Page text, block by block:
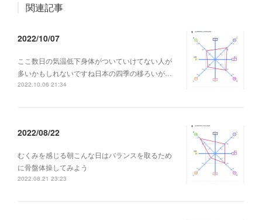
関連記事
2022/10/07
ここ数日の気温低下身体がついていけてない人が
多いかもしれないですね日本の四季の移ろいが…
2022.10.06 21:34
2022/08/22
むくみを感じる朝こんな日はバランスを取るため
に骨盤体操してみよう
2022.08.21 23:23